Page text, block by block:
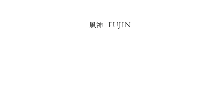
風神 FUJIN